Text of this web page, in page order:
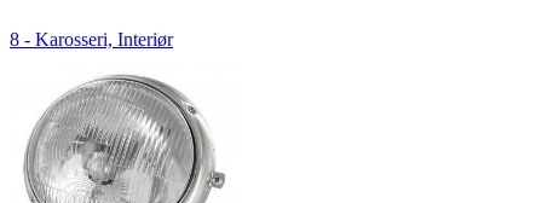
8 - Karosseri, Interiør